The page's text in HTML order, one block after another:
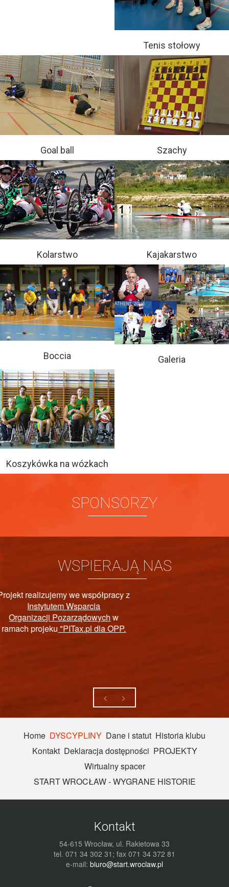
Tenis stołowy
Goal ball Szachy
Kolarstwo Kajakarstwo
Boccia Galeria
Koszykówka na wózkach
SPONSORZY
WSPIERAJĄ NAS
PAŃSTWOWY FUNDUSZ
REHABILITACJI OSÓB
Home DYSCYPLINY Dane i statut Historia klubu
Kontakt Deklaracja dostępności PROJEKTY
Wirtualny spacer
START WROCŁAW - WYGRANE HISTORIE
Kontakt
54-615 Wrocław, ul. Rakietowa 33
tel. 071 34 302 31; fax 071 34 372 81
e-mail: biuro@start.wroclaw.pl